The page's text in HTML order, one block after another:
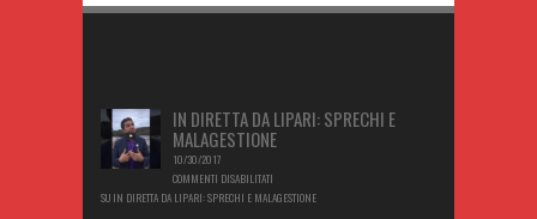
IN DIRETTA DA LIPARI: SPRECHI E
MALAGESTIONE
10/30/2017
COMMENTI DISABILITATI
SU IN DIRETTA DA LIPARI: SPRECHI E MALAGESTIONE